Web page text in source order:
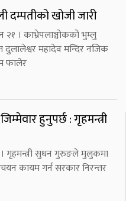
दम्पतीको खोजी जारी
२१ । काभ्रेपलाञ्चोकको भुम्लु
दुलालेश्वर महादेव मन्दिर नजिक
फालेर
हुनुपर्छ : गृहमन्त्री
गृहमन्त्री सुधन गुरुङले मुलुकमा
कायम गर्न सरकार निरन्तर